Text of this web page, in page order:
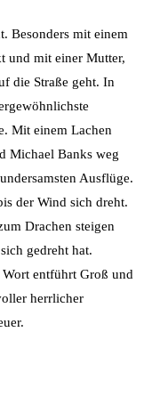
Besonders mit einem
und mit einer Mutter,
die Straße geht. In
Mit einem Lachen
Michael Banks weg
Ausflüge.
der Wind sich dreht.
Drachen steigen
gedreht hat.
entführt Groß und
herrlicher